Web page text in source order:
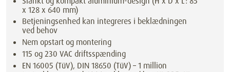
x 128 x 640 mm)
Betjeningsenhed kan integreres i beklædningen
ved behov
Nem opstart og montering
115 og 230 VAC driftsspænding
EN 16005 (TüV), DIN 18650 (TüV) – 1 million